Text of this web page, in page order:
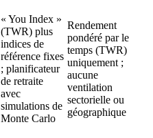
« You Index »
(TWR) plus
indices de
référence fixes
; planificateur
de retraite
avec
simulations de
Monte Carlo
Rendement
pondéré par le
temps (TWR)
uniquement ;
aucune
ventilation
sectorielle ou
géographique